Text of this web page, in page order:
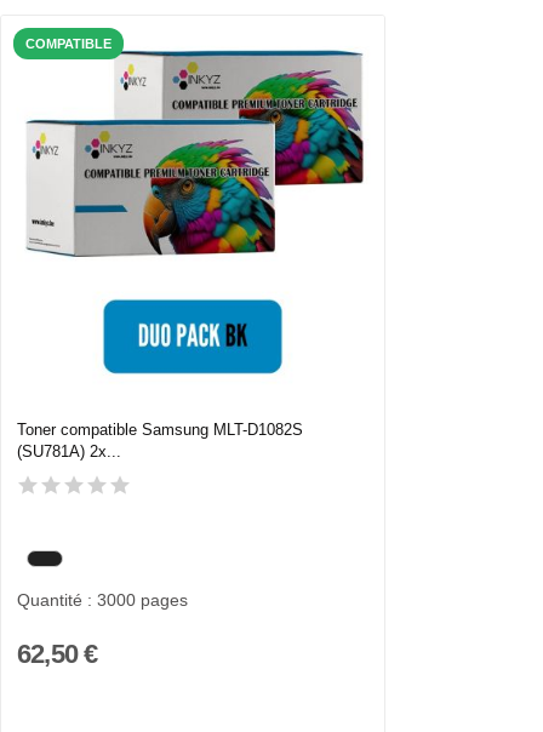
COMPATIBLE
Toner compatible Samsung MLT-D1082S
(SU781A) 2x...
Quantité : 3000 pages
62,50 €